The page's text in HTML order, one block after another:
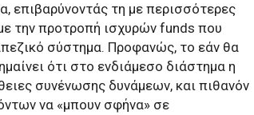
επιβαρύνοντάς τη με περισσότερες
την προτροπή ισχυρών funds που
σύστημα. Προφανώς, το εάν θα
ότι στο ενδιάμεσο διάστημα η
συνένωσης δυνάμεων, και πιθανόν
να «μπουν σφήνα» σε